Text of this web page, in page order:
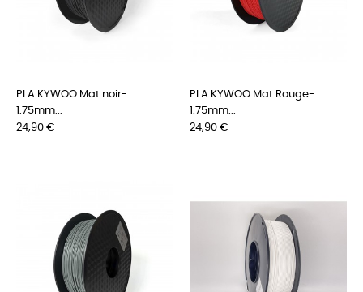
PLA KYWOO Mat noir-
1.75mm...
Preis
24,90 €
PLA KYWOO Mat Rouge-
1.75mm...
Preis
24,90 €